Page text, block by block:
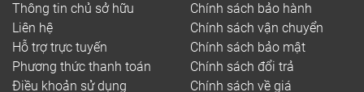
Thông tin chủ sở hữu
Liên hệ
Hỗ trợ trực tuyến
Phương thức thanh toán
Điều khoản sử dụng
Chính sách bảo hành
Chính sách vận chuyển
Chính sách bảo mật
Chính sách đổi trả
Chính sách về giá